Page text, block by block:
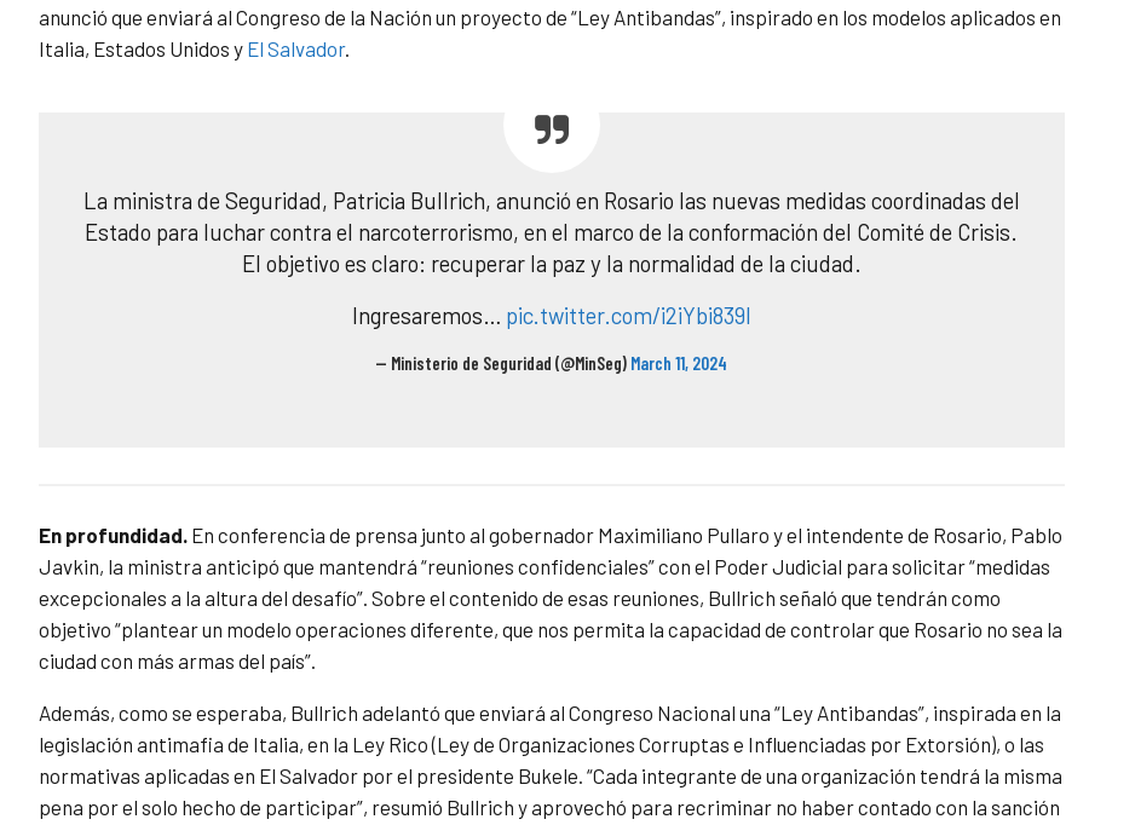
anunció que enviará al Congreso de la Nación un proyecto de “Ley Antibandas”, inspirado en los modelos aplicados en
Italia, Estados Unidos y El Salvador.
La ministra de Seguridad, Patricia Bullrich, anunció en Rosario las nuevas medidas coordinadas del
Estado para luchar contra el narcoterrorismo, en el marco de la conformación del Comité de Crisis.
El objetivo es claro: recuperar la paz y la normalidad de la ciudad.
Ingresaremos… pic.twitter.com/i2iYbi839l
— Ministerio de Seguridad (@MinSeg) March 11, 2024
En profundidad. En conferencia de prensa junto al gobernador Maximiliano Pullaro y el intendente de Rosario, Pablo
Javkin, la ministra anticipó que mantendrá “reuniones confidenciales” con el Poder Judicial para solicitar “medidas
excepcionales a la altura del desafío”. Sobre el contenido de esas reuniones, Bullrich señaló que tendrán como
objetivo “plantear un modelo operaciones diferente, que nos permita la capacidad de controlar que Rosario no sea la
ciudad con más armas del país”.
Además, como se esperaba, Bullrich adelantó que enviará al Congreso Nacional una “Ley Antibandas”, inspirada en la
legislación antimafia de Italia, en la Ley Rico (Ley de Organizaciones Corruptas e Influenciadas por Extorsión), o las
normativas aplicadas en El Salvador por el presidente Bukele. “Cada integrante de una organización tendrá la misma
pena por el solo hecho de participar”, resumió Bullrich y aprovechó para recriminar no haber contado con la sanción